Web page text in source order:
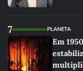
7 PLANETA
Em